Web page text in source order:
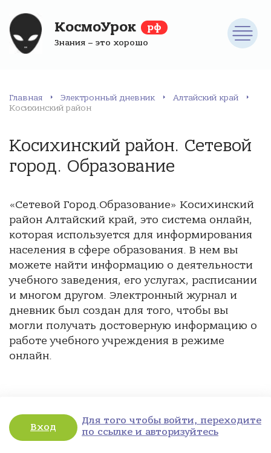
КосмоУрок рф
Знания – это хорошо
Главная Электронный дневник
Алтайский край
Косихинский район
Косихинский район. Сетевой
город. Образование
«Сетевой Город.Образование» Косихинский
район Алтайский край, это система онлайн,
которая используется для информирования
населения в сфере образования. В нем вы
можете найти информацию о деятельности
учебного заведения, его услугах, расписании
и многом другом. Электронный журнал и
дневник был создан для того, чтобы вы
могли получать достоверную информацию о
работе учебного учреждения в режиме
онлайн.
Вход
Для того чтобы войти, переходите
по ссылке и авторизуйтесь